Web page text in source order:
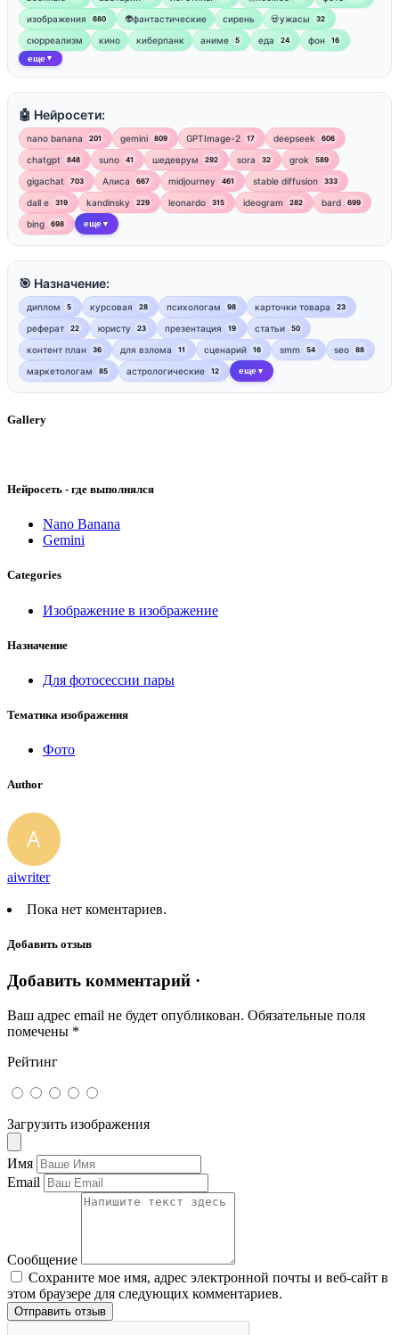
изображения 680 👽фантастические сирень 💀ужасы 32
сюрреализм кино киберпанк аниме 5 еда 24 фон 16
еще ▼
🤖 Нейросети:
nano banana 201 gemini 809 GPTImage-2 17 deepseek 606
chatgpt 848 suno 41 шедеврум 292 sora 32 grok 589
gigachat 703 Алиса 667 midjourney 461 stable diffusion 333
dall e 319 kandinsky 229 leonardo 315 ideogram 282 bard 699
bing 698 еще ▼
🎯 Назначение:
диплом 5 курсовая 28 психологам 98 карточки товара 23
реферат 22 юристу 23 презентация 19 статьи 50
контент план 36 для взлома 11 сценарий 16 smm 54 seo 88
маркетологам 85 астрологические 12 еще ▼
Gallery
Нейросеть - где выполнялся
Nano Banana
Gemini
Categories
Изображение в изображение
Назначение
Для фотосессии пары
Тематика изображения
Фото
Author
aiwriter
Пока нет коментариев.
Добавить отзыв
Добавить комментарий ·
Ваш адрес email не будет опубликован. Обязательные поля
помечены *
Рейтинг
Загрузить изображения
Имя
Email
Сообщение
Сохраните мое имя, адрес электронной почты и веб-сайт в
этом браузере для следующих комментариев.
Отправить отзыв